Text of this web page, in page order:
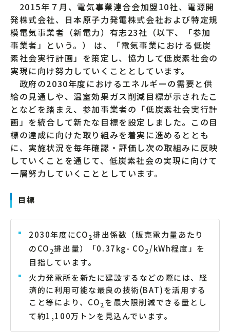
2015年７月、電気事業連合会加盟10社、電源開
発株式会社、日本原子力発電株式会社および特定規
模電気事業者（新電力）有志23社（以下、「参加
事業者」という。） は、「電気事業における低炭
素社会実行計画」を策定し、協力して低炭素社会の
実現に向け努力していくこととしています。
政府の2030年度におけるエネルギーの需要と供
給の見通しや、温室効果ガス削減目標が示されたこ
となどを踏まえ、参加事業者の「低炭素社会実行計
画」を統合して新たな目標を設定しました。この目
標の達成に向けた取り組みを着実に進めるととも
に、実施状況を毎年確認・評価し次の取組みに反映
していくことを通じて、低炭素社会の実現に向けて
一層努力していくこととしています。
目標
2030年度にCO2排出係数（販売電力量あたり
のCO 2排出量）「0.37kg- CO2/kWh程度」を
目指しています。
火力発電所を新たに建設するなどの際には、経
済的に利用可能な最良の技術(BAT)を活用する
こと等により、CO2を最大限削減できる量とし
て約1,100万トンを見込んでいます。